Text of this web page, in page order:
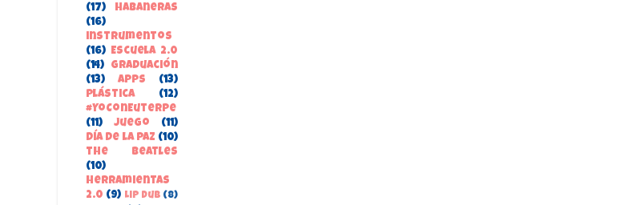
(17)
habaneras
(16)
instrumentos
(16) Escuela 2.0
(14)
Graduación
(13)
apps
(13)
Plástica
(12)
#YoConEuterpe
(11)
juego
(11)
Día de la Paz (10)
the beatles
(10)
herramientas
2.0 (9) Lip Dub (8)